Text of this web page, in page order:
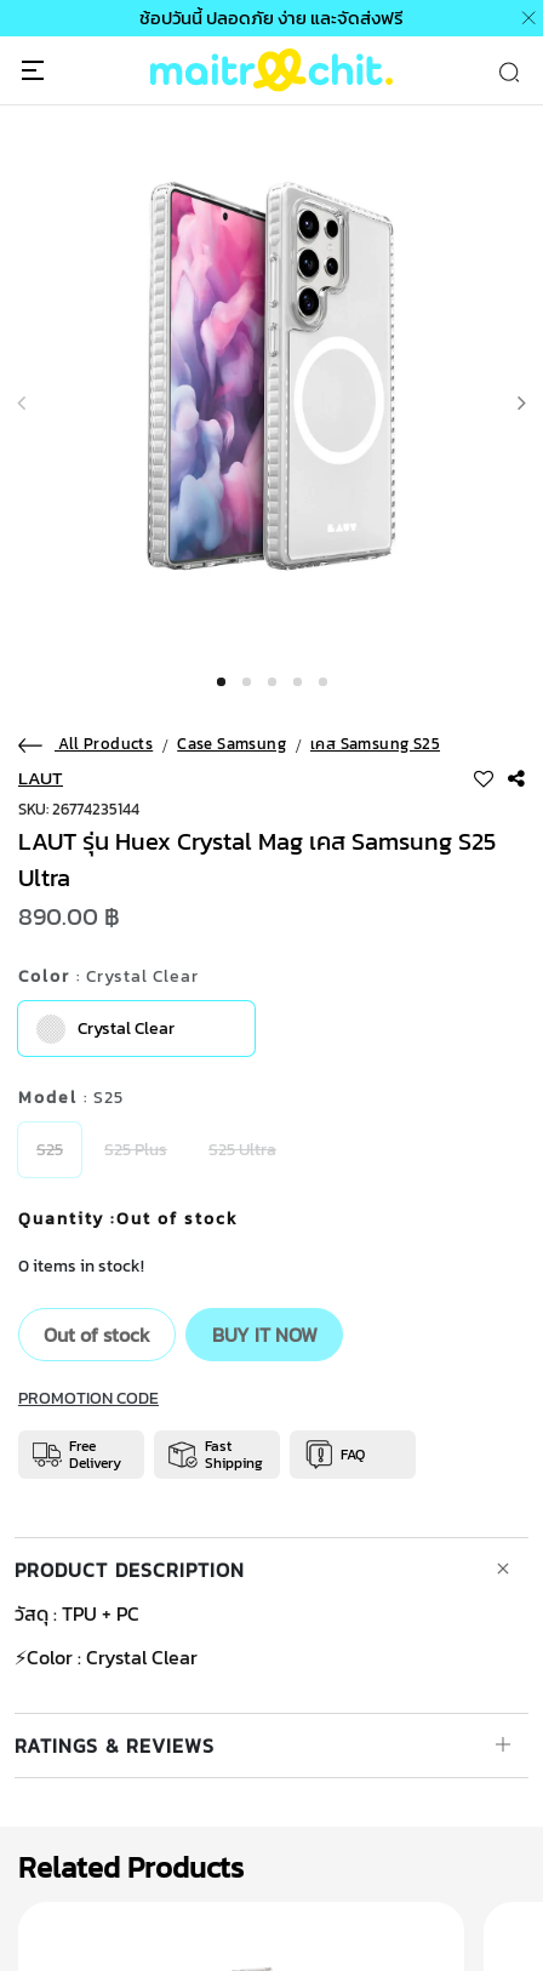
ช้อปวันนี้ ปลอดภัย ง่าย และจัดส่งฟรี
All Products Case Samsung เคส Samsung S25
LAUT
SKU: 26774235144
LAUT รุ่น Huex Crystal Mag เคส Samsung S25
Ultra
890.00 ฿
Color : Crystal Clear
Crystal Clear
Model : S25
S25 S25 Plus S25 Ultra
Quantity :Out of stock
0 items in stock!
Out of stock BUY IT NOW
PROMOTION CODE
Free
Delivery
Fast
Shipping FAQ
PRODUCT DESCRIPTION
วัสดุ : TPU + PC
⚡Color : Crystal Clear
RATINGS & REVIEWS
Related Products